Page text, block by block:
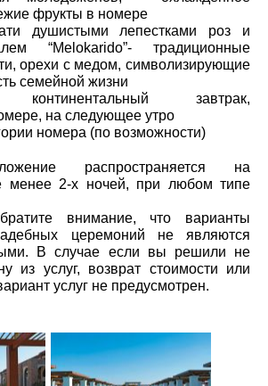
фрукты в номере
душистыми лепестками роз и
“Melokarido”- традиционные
орехи с медом, символизирующие
семейной жизни
континентальный завтрак,
на следующее утро
номера (по возможности)
распространяется на
менее 2-х ночей, при любом типе
внимание, что варианты
церемоний не являются
В случае если вы решили не
из услуг, возврат стоимости или
услуг не предусмотрен.